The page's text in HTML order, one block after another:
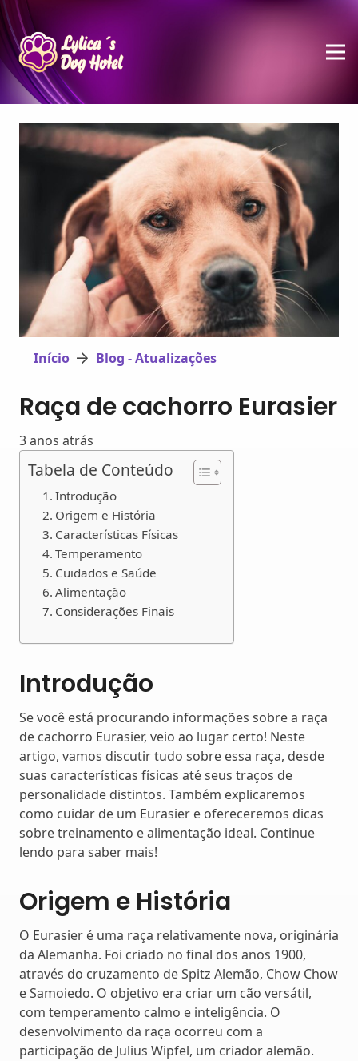
Início Blog - Atualizações
Raça de cachorro Eurasier
3 anos atrás
Tabela de Conteúdo
Introdução
Origem e História
Características Físicas
Temperamento
Cuidados e Saúde
Alimentação
Considerações Finais
Introdução
Se você está procurando informações sobre a raça
de cachorro Eurasier, veio ao lugar certo! Neste
artigo, vamos discutir tudo sobre essa raça, desde
suas características físicas até seus traços de
personalidade distintos. Também explicaremos
como cuidar de um Eurasier e ofereceremos dicas
sobre treinamento e alimentação ideal. Continue
lendo para saber mais!
Origem e História
O Eurasier é uma raça relativamente nova, originária
da Alemanha. Foi criado no final dos anos 1900,
através do cruzamento de Spitz Alemão, Chow Chow
e Samoiedo. O objetivo era criar um cão versátil,
com temperamento calmo e inteligência. O
desenvolvimento da raça ocorreu com a
participação de Julius Wipfel, um criador alemão.